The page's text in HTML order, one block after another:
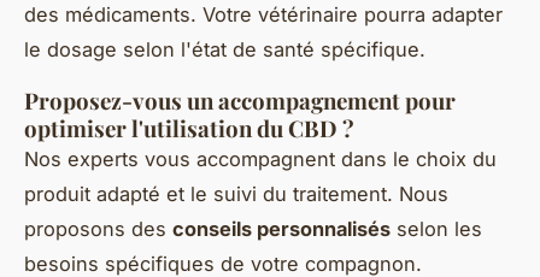
des médicaments. Votre vétérinaire pourra adapter
le dosage selon l'état de santé spécifique.
Proposez-vous un accompagnement pour
optimiser l'utilisation du CBD ?
Nos experts vous accompagnent dans le choix du
produit adapté et le suivi du traitement. Nous
proposons des conseils personnalisés selon les
besoins spécifiques de votre compagnon.